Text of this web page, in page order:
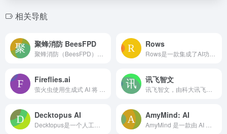
相关导航
聚蜂消防 BeesFPD Rows
Fireflies.ai 讯飞智文
Decktopus AI AmyMind: AI